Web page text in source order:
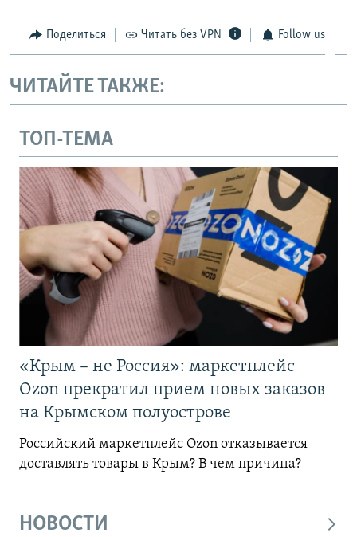
Поделиться Читать без VPN Follow us
ЧИТАЙТЕ ТАКЖЕ:
ТОП-ТЕМА
«Крым – не Россия»: маркетплейс
Ozon прекратил прием новых заказов
на Крымском полуострове
Российский маркетплейс Ozon отказывается
доставлять товары в Крым? В чем причина?
НОВОСТИ